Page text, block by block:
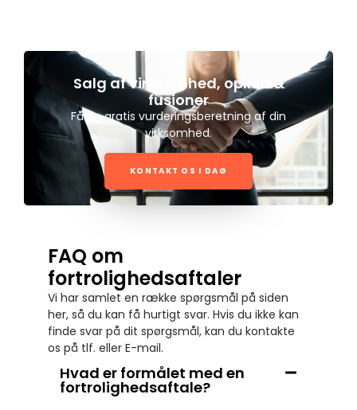
Salg af virksomhed, opkøb &
fusioner
Få en gratis vurderingsberetning af din
virksomhed.
KONTAKT OS I DAG
FAQ om
fortrolighedsaftaler
Vi har samlet en række spørgsmål på siden
her, så du kan få hurtigt svar. Hvis du ikke kan
finde svar på dit spørgsmål, kan du kontakte
os på tlf. eller E-mail.
Hvad er formålet med en
fortrolighedsaftale?